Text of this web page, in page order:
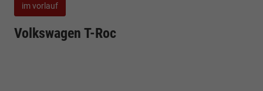
im vorlauf
Volkswagen T-Roc